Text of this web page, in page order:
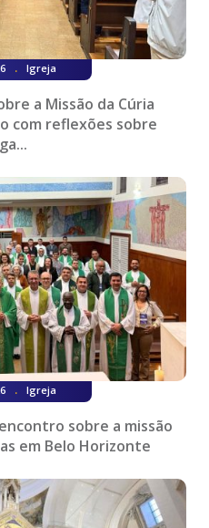
. Igreja
a Missão da Cúria
com reflexões sobre
. Igreja
sobre a missão
em Belo Horizonte